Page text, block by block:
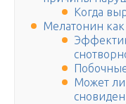
Когда
Мелатонин
Может